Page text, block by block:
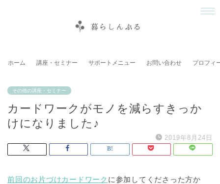
ホーム 講座・セミナー サポートメニュー お問い合わせ プロフィ
その他の講座・セミナー
カードワークがモノを減らすきっか
けになりました♪
2019年8月24日
前回のお片づけカードワーク に参加してくださった方か